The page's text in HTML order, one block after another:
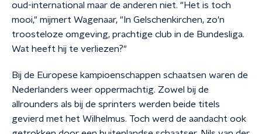
oud-international maar de anderen niet. "Het is toch
mooi," mijmert Wagenaar, "In Gelschenkirchen, zo'n
troosteloze omgeving, prachtige club in de Bundesliga.
Wat heeft hij te verliezen?"
Bij de Europese kampioenschappen schaatsen waren de
Nederlanders weer oppermachtig. Zowel bij de
allrounders als bij de sprinters werden beide titels
gevierd met het Wilhelmus. Toch werd de aandacht ook